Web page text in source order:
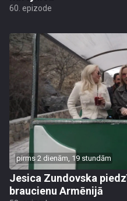
60. epizode
pirms 2 dienām, 19 stundām
Jesica Zundovska
braucienu Armēnijā